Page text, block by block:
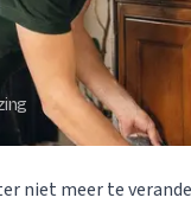
niet meer te